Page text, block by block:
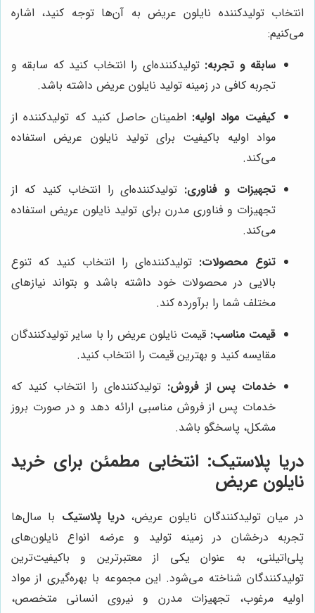
انتخاب تولیدکننده نایلون عریض به آن‌ها توجه کنید، اشاره
می‌کنیم:
سابقه و تجربه: تولیدکننده‌ای را انتخاب کنید که سابقه و
تجربه کافی در زمینه تولید نایلون عریض داشته باشد.
کیفیت مواد اولیه: اطمینان حاصل کنید که تولیدکننده از
مواد اولیه باکیفیت برای تولید نایلون عریض استفاده
می‌کند.
تجهیزات و فناوری: تولیدکننده‌ای را انتخاب کنید که از
تجهیزات و فناوری مدرن برای تولید نایلون عریض استفاده
می‌کند.
تنوع محصولات: تولیدکننده‌ای را انتخاب کنید که تنوع
بالایی در محصولات خود داشته باشد و بتواند نیازهای
مختلف شما را برآورده کند.
قیمت مناسب: قیمت نایلون عریض را با سایر تولیدکنندگان
مقایسه کنید و بهترین قیمت را انتخاب کنید.
خدمات پس از فروش: تولیدکننده‌ای را انتخاب کنید که
خدمات پس از فروش مناسبی ارائه دهد و در صورت بروز
مشکل، پاسخگو باشد.
دریا پلاستیک: انتخابی مطمئن برای خرید
نایلون عریض
در میان تولیدکنندگان نایلون عریض،دریا پلاستیک با سال‌ها
تجربه درخشان در زمینه تولید و عرضه انواع نایلون‌های
پلی‌اتیلنی، به عنوان یکی از معتبرترین و باکیفیت‌ترین
تولیدکنندگان شناخته می‌شود. این مجموعه با بهره‌گیری از مواد
اولیه مرغوب، تجهیزات مدرن و نیروی انسانی متخصص،